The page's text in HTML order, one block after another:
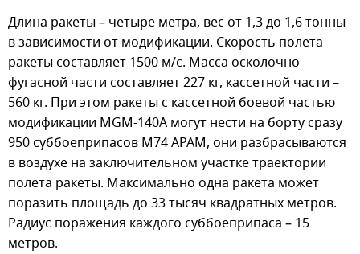
Длина ракеты – четыре метра, вес от 1,3 до 1,6 тонны
в зависимости от модификации. Скорость полета
ракеты составляет 1500 м/с. Масса осколочно-
фугасной части составляет 227 кг, кассетной части –
560 кг. При этом ракеты с кассетной боевой частью
модификации MGM-140A могут нести на борту сразу
950 суббоеприпасов M74 APAM, они разбрасываются
в воздухе на заключительном участке траектории
полета ракеты. Максимально одна ракета может
поразить площадь до 33 тысяч квадратных метров.
Радиус поражения каждого суббоеприпаса – 15
метров.